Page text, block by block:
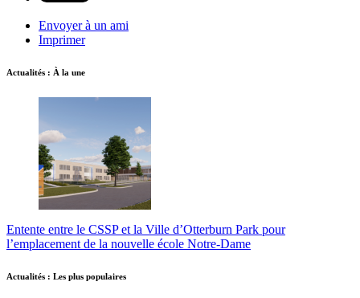
Envoyer à un ami
Imprimer
Actualités : À la une
Entente entre le CSSP et la Ville d’Otterburn Park pour
l’emplacement de la nouvelle école Notre-Dame
Actualités : Les plus populaires